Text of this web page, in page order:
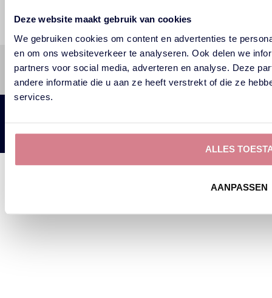
Deze website maakt gebruik van cookies
We gebruiken cookies om content en advertenties te
en om ons websiteverkeer te analyseren. Ook delen we
partners voor social media, adverteren en analyse. Deze
andere informatie die u aan ze heeft verstrekt of die ze
services.
ALLES
AANPASSEN
info@pubquizbv.nl
+31 (0)6 - 43971332
+31 (0)6 - 81543420
WEBSITE BY